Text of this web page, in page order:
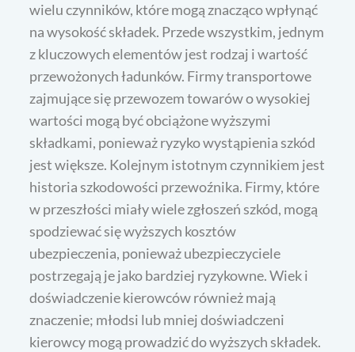
wielu czynników, które mogą znacząco wpłynąć
na wysokość składek. Przede wszystkim, jednym
z kluczowych elementów jest rodzaj i wartość
przewożonych ładunków. Firmy transportowe
zajmujące się przewozem towarów o wysokiej
wartości mogą być obciążone wyższymi
składkami, ponieważ ryzyko wystąpienia szkód
jest większe. Kolejnym istotnym czynnikiem jest
historia szkodowości przewoźnika. Firmy, które
w przeszłości miały wiele zgłoszeń szkód, mogą
spodziewać się wyższych kosztów
ubezpieczenia, ponieważ ubezpieczyciele
postrzegają je jako bardziej ryzykowne. Wiek i
doświadczenie kierowców również mają
znaczenie; młodsi lub mniej doświadczeni
kierowcy mogą prowadzić do wyższych składek.